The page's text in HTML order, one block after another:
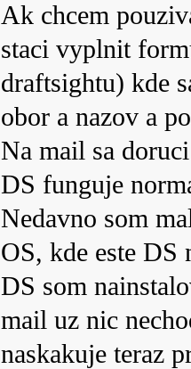
Ak chcem
staci vyplnit
draftsightu) kde
obor a nazov a
Na mail sa
DS funguje
Nedavno som
OS, kde este DS
DS som
mail uz nic
naskakuje teraz